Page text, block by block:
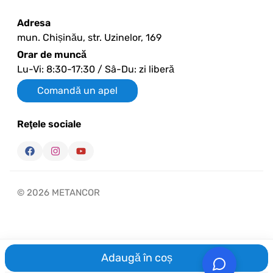
Adaugă în coș
Adresa
mun. Chișinău, str. Uzinelor, 169
Orar de muncă
Lu-Vi: 8:30-17:30 / Sâ-Du: zi liberă
Comandă un apel
Reţele sociale
© 2026 METANCOR